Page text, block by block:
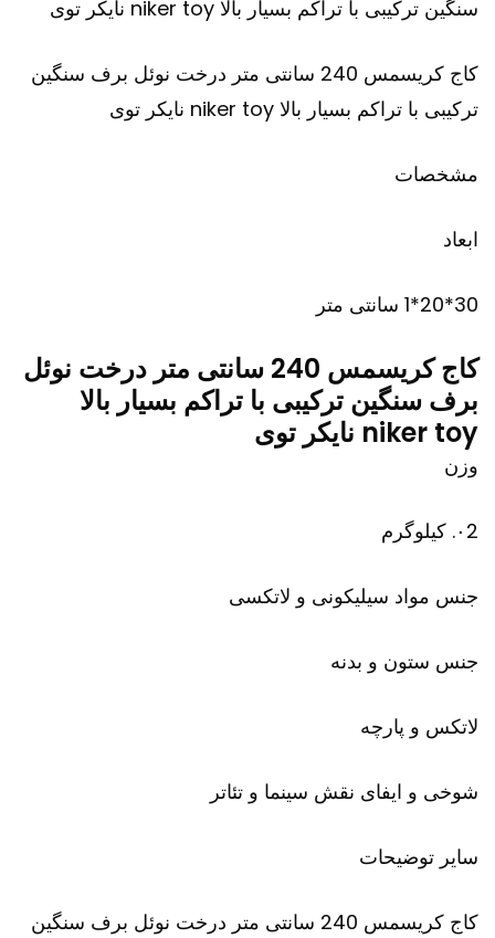
کاج کریسمس 240 سانتی متر درخت نوئل برف سنگین
ترکیبی با تراکم بسیار بالا niker toy نایکر توی
مشخصات
ابعاد
30*20*1 سانتی متر
کاج کریسمس 240 سانتی متر درخت نوئل
برف سنگین ترکیبی با تراکم بسیار بالا
niker toy نایکر توی
وزن
۰2. کیلوگرم
جنس مواد سیلیکونی و لاتکسی
جنس ستون و بدنه
لاتکس و پارچه
شوخی و ایفای نقش سینما و تئاتر
سایر توضیحات
کاج کریسمس 240 سانتی متر درخت نوئل برف سنگین